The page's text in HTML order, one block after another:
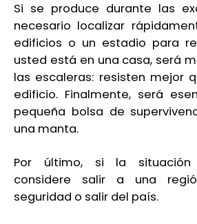
Si se produce durante las
necesario localizar
edificios o un estadio para
usted está en una casa, será
las escaleras: resisten mejor
edificio. Finalmente, será
pequeña bolsa de
una manta.
Por último, si la situación
considere salir a una
seguridad o salir del país.